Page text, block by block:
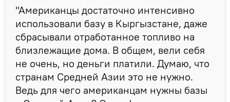
"Американцы достаточно интенсивно
использовали базу в Кыргызстане, даже
сбрасывали отработанное топливо на
близлежащие дома. В общем, вели себя
не очень, но деньги платили. Думаю, что
странам Средней Азии это не нужно.
Ведь для чего американцам нужны базы